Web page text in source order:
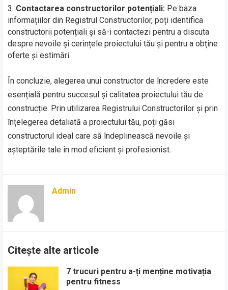
Contactarea constructorilor potențiali: Pe baza
informațiilor din Registrul Constructorilor, poți identifica
constructorii potențiali și să-i contactezi pentru a discuta
despre nevoile și cerințele proiectului tău și pentru a obține
oferte și estimări.
În concluzie, alegerea unui constructor de încredere este
esențială pentru succesul și calitatea proiectului tău de
construcție. Prin utilizarea Registrului Constructorilor și prin
înțelegerea detaliată a proiectului tău, poți găsi
constructorul ideal care să îndeplinească nevoile și
așteptările tale în mod eficient și profesionist.
Admin
Citește alte articole
7 trucuri pentru a-ți menține motivația
pentru fitness